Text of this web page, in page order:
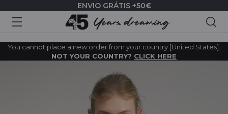
ENVIO GRÁTIS +50€
You cannot place a new order from your country [United States].
NOT YOUR COUNTRY? CLICK HERE